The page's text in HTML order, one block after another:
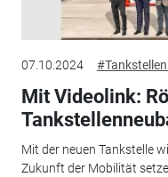
07.10.2024
Mit Videolink:
Mit der neuen Tankstelle
Zukunft der Mobilität